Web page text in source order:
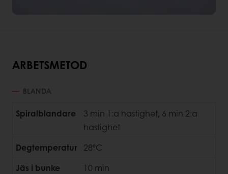
ARBETSMETOD
BLANDA
Spiralblandare
3 min 1:a hastighet, 6 min 2:a
hastighet
Degtemperatur
28ºC
Jäs i bunke
10 min